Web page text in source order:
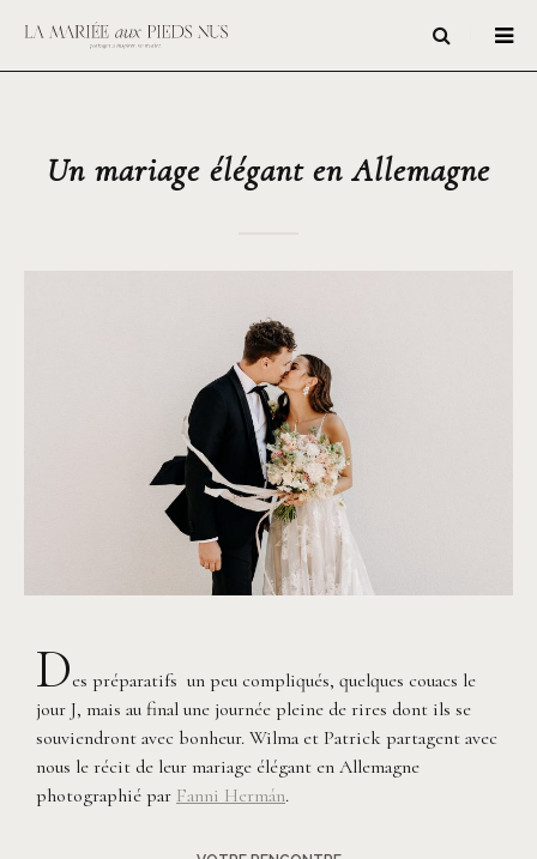
Un mariage élégant en Allemagne
Des préparatifs un peu compliqués, quelques couacs le
jour J, mais au final une journée pleine de rires dont ils se
souviendront avec bonheur. Wilma et Patrick partagent avec
nous le récit de leur mariage élégant en Allemagne
photographié par Fanni Hermán.